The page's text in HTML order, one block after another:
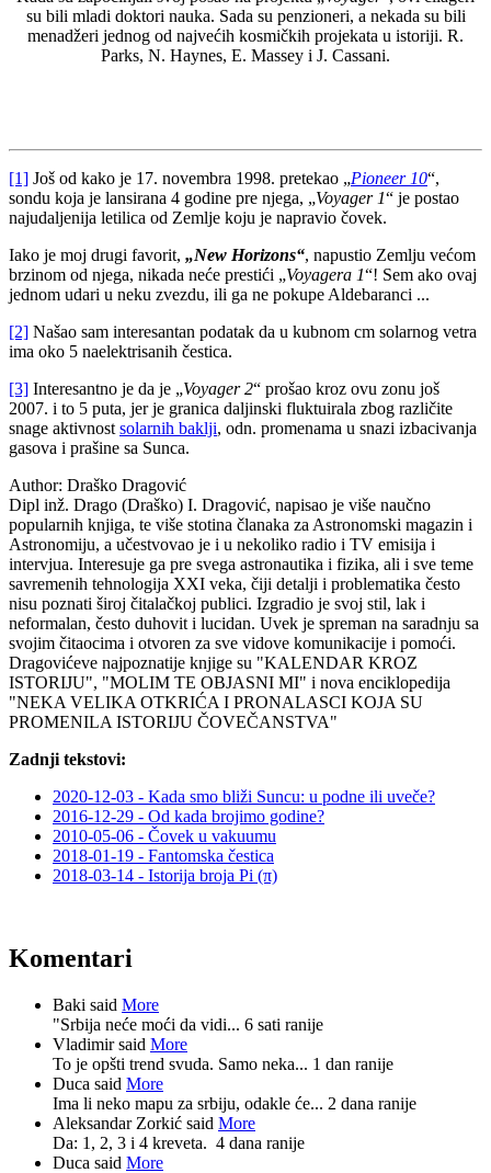
su bili mladi doktori nauka. Sada su penzioneri, a nekada su bili
menadžeri jednog od najvećih kosmičkih projekata u istoriji. R.
Parks, N. Haynes, E. Massey i J. Cassani.
[1] Još od kako je 17. novembra 1998. pretekao „Pioneer 10“,
sondu koja je lansirana 4 godine pre njega, „Voyager 1“ je postao
najudaljenija letilica od Zemlje koju je napravio čovek.
Iako je moj drugi favorit, „New Horizons“, napustio Zemlju većom
brzinom od njega, nikada neće prestići „Voyagera 1“! Sem ako ovaj
jednom udari u neku zvezdu, ili ga ne pokupe Aldebaranci ...
[2] Našao sam interesantan podatak da u kubnom cm solarnog vetra
ima oko 5 naelektrisanih čestica.
[3] Interesantno je da je „Voyager 2“ prošao kroz ovu zonu još
2007. i to 5 puta, jer je granica daljinski fluktuirala zbog različite
snage aktivnost solarnih baklji, odn. promenama u snazi izbacivanja
gasova i prašine sa Sunca.
Author: Draško Dragović
Dipl inž. Drago (Draško) I. Dragović, napisao je više naučno
popularnih knjiga, te više stotina članaka za Astronomski magazin i
Astronomiju, a učestvovao je i u nekoliko radio i TV emisija i
intervjua. Interesuje ga pre svega astronautika i fizika, ali i sve teme
savremenih tehnologija XXI veka, čiji detalji i problematika često
nisu poznati široj čitalačkoj publici. Izgradio je svoj stil, lak i
neformalan, često duhovit i lucidan. Uvek je spreman na saradnju sa
svojim čitaocima i otvoren za sve vidove komunikacije i pomoći.
Dragovićeve najpoznatije knjige su "KALENDAR KROZ
ISTORIJU", "MOLIM TE OBJASNI MI" i nova enciklopedija
"NEKA VELIKA OTKRIĆA I PRONALASCI KOJA SU
PROMENILA ISTORIJU ČOVEČANSTVA"
Zadnji tekstovi:
2020-12-03 - Kada smo bliži Suncu: u podne ili uveče?
2016-12-29 - Od kada brojimo godine?
2010-05-06 - Čovek u vakuumu
2018-01-19 - Fantomska čestica
2018-03-14 - Istorija broja Pi (π)
Komentari
Baki said More
"Srbija neće moći da vidi... 6 sati ranije
Vladimir said More
To je opšti trend svuda. Samo neka... 1 dan ranije
Duca said More
Ima li neko mapu za srbiju, odakle će... 2 dana ranije
Aleksandar Zorkić said More
Da: 1, 2, 3 i 4 kreveta. 4 dana ranije
Duca said More